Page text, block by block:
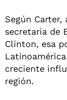
Según
secretaria de
Clinton, esa
creciente
región.